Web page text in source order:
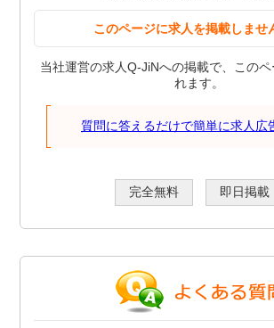
このページに求人を掲載しませ
当社運営の求人Q-JiNへの掲載で、このペ
れます。
質問に答えるだけで簡単に求人広
完全無料 即日掲載